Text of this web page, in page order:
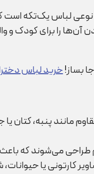
نوعی لباس یک‌تکه
را برای کودک و
بساز!خرید لباس
مقاوم مانند پنبه،
طراحی می‌شوند که
کارتونی یا